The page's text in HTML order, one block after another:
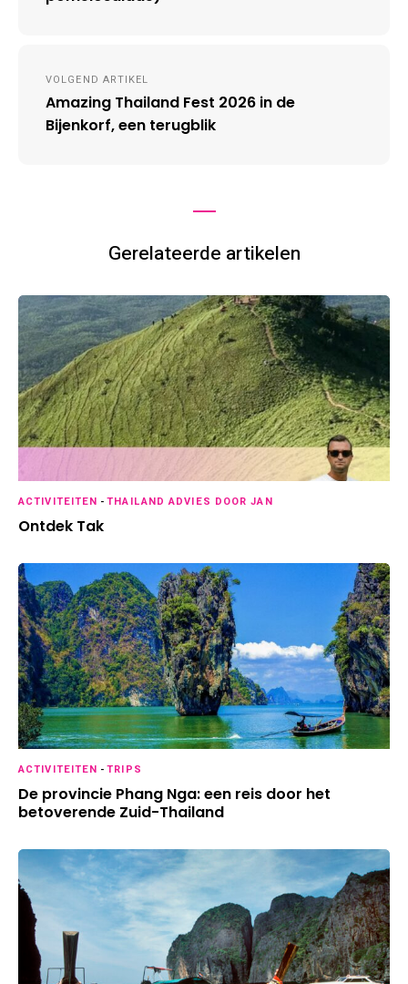
VOLGEND ARTIKEL
Amazing Thailand Fest 2026 in de
Bijenkorf, een terugblik
Gerelateerde artikelen
ACTIVITEITEN -THAILAND ADVIES DOOR JAN
Ontdek Tak
ACTIVITEITEN -TRIPS
De provincie Phang Nga: een reis door het
betoverende Zuid-Thailand